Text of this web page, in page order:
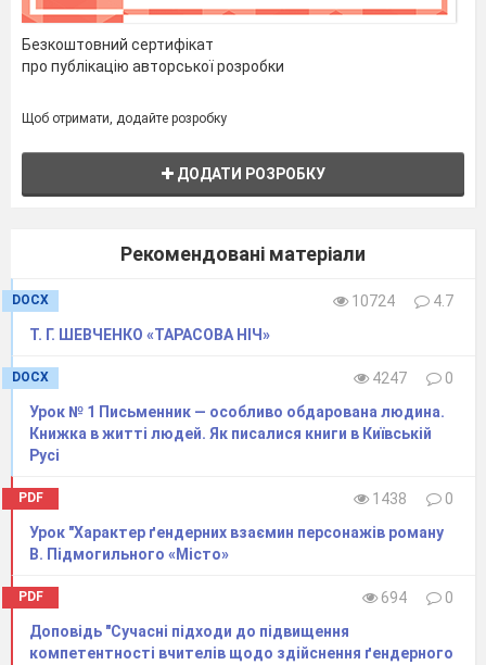
Портфоліо подається у відповідну атестаційну
комісію вчителем, що атестується, не пізніше 2
тижнів до кваліфікаційного випробування.
Грамотне оформлення портфоліо враховується.
Безкоштовний сертифікат
про публікацію авторської розробки
Щоб отримати, додайте розробку
ДОДАТИ РОЗРОБКУ
Рекомендовані матеріали
DOCX 10724
4.7
Т. Г. ШЕВЧЕНКО «ТАРАСОВА НІЧ»
DOCX 4247
0
Урок № 1 Письменник — особливо обдарована людина.
Книжка в житті людей. Як писалися книги в Київській
Русі
PDF 1438
0
Урок "Характер ґендерних взаємин персонажів роману
В. Підмогильного «Місто»
PDF 694
0
Доповідь "Сучасні підходи до підвищення
компетентності вчителів щодо здійснення ґендерного